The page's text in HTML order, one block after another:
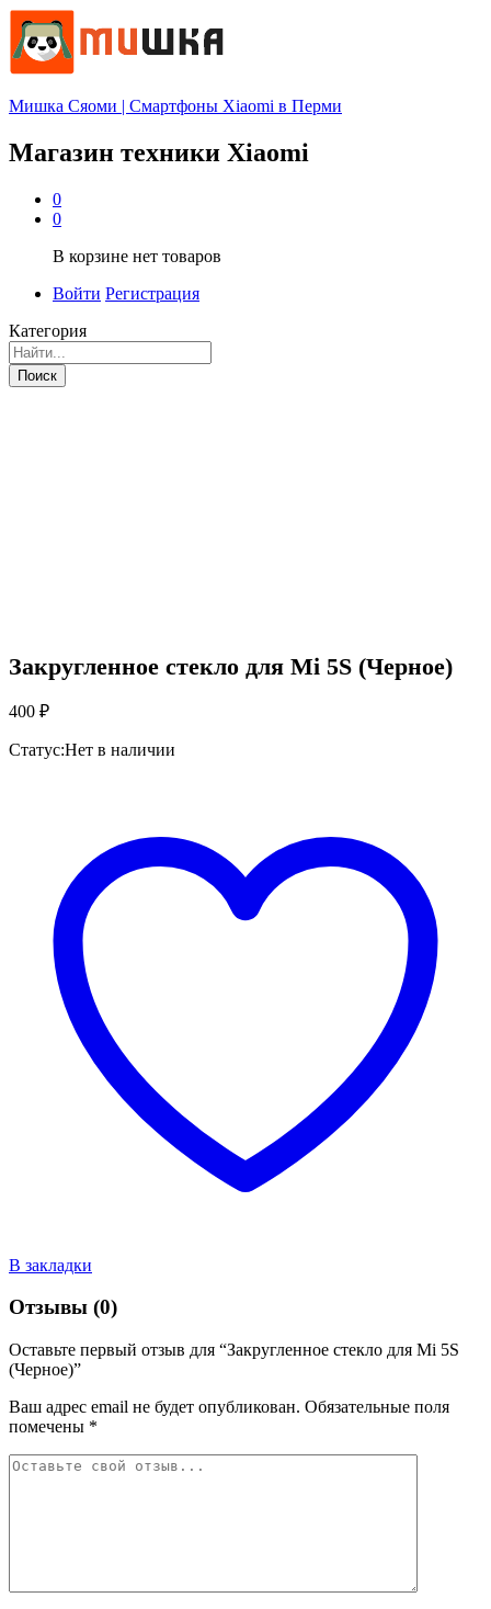
Мишка Сяоми | Смартфоны Xiaomi в Перми
Магазин техники Xiaomi
0
0
В корзине нет товаров
Войти Регистрация
Категория
Поиск
Закругленное стекло для Mi 5S (Черное)
400 ₽
Статус:Нет в наличии
В закладки
Отзывы (0)
Оставьте первый отзыв для “Закругленное стекло для Mi 5S
(Черное)”
Ваш адрес email не будет опубликован. Обязательные поля
помечены *